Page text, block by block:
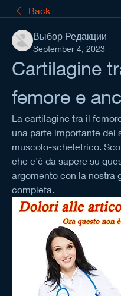
Back
Выбор Редакции
September 4, 2023
Cartilagine
femore e
La cartilagine tra il
una parte importante del
muscolo-scheletrico.
che c'è da sapere su
argomento con la nostra
completa.